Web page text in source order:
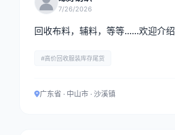
7/26/2026
回收布料，辅料，等等……欢迎介绍
#高价回收服装库存尾货
广东省 · 中山市 · 沙溪镇